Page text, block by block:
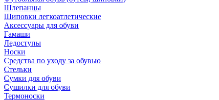
Шлепанцы
Шиповки легкоатлетические
Аксессуары для обуви
Гамаши
Ледоступы
Носки
Средства по уходу за обувью
Стельки
Сумки для обуви
Сушилки для обуви
Термоноски